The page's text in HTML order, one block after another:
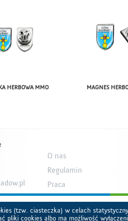
HERBOWA MMO MAGNES
O nas
Regulamin
Praca
(tzw. ciasteczka) w celach
pliki cookies albo ma możliwość